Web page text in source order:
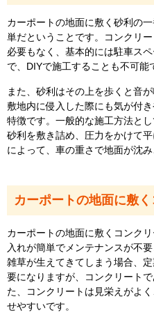
カーポートの地面に敷く砂利の
単だということです。コンクリ
必要もなく、基本的には駐車ス
で、DIYで施工することも不可能
また、砂利はその上を歩くと音
敷地内に侵入した際にも気が付
特徴です。一般的な施工方法と
砂利を敷き詰め、圧力をかけて
によって、車の重さで地面が沈
カーポートの地面に敷
カーポートの地面に敷くコンク
入れが簡単でメンテナンスが不
雑草が生えてきてしまう場合、
要になりますが、コンクリート
た、コンクリートは見栄えがよ
せやすいです。